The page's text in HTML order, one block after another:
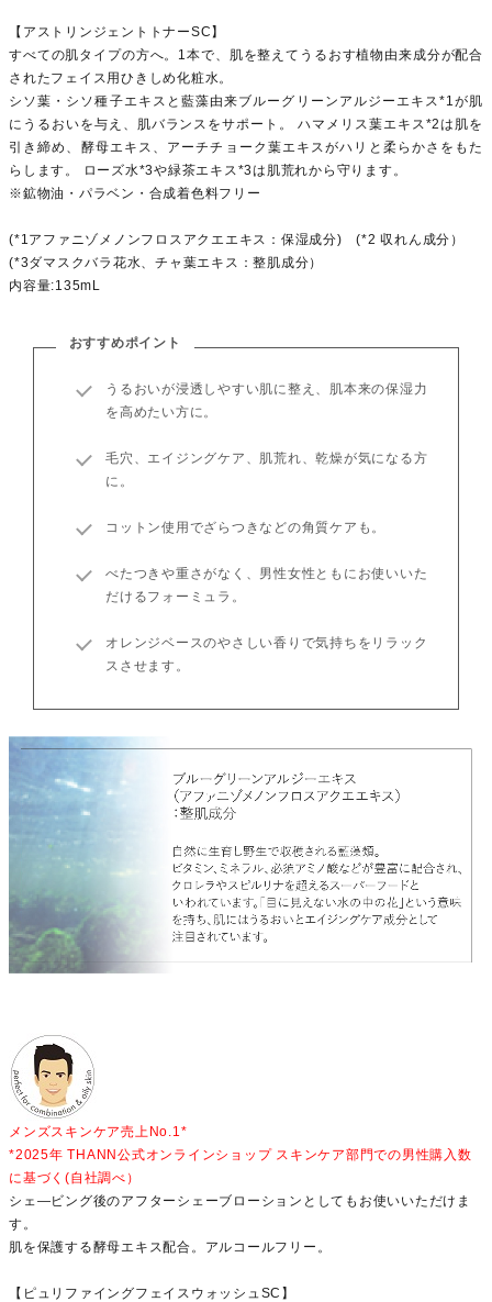
【アストリンジェントトナーSC】
すべての肌タイプの方へ。1本で、肌を整えてうるおす植物由来成分が配合
されたフェイス用ひきしめ化粧水。
シソ葉・シソ種子エキスと藍藻由来ブルーグリーンアルジーエキス*1が肌
にうるおいを与え、肌バランスをサポート。 ハマメリス葉エキス*2は肌を
引き締め、酵母エキス、アーチチョーク葉エキスがハリと柔らかさをもた
らします。 ローズ水*3や緑茶エキス*3は肌荒れから守ります。
※鉱物油・パラベン・合成着色料フリー
(*1アファニゾメノンフロスアクエエキス：保湿成分) (*2 収れん成分）
(*3ダマスクバラ花水、チャ葉エキス：整肌成分）
内容量:135mL
おすすめポイント
うるおいが浸透しやすい肌に整え、肌本来の保湿力
を高めたい方に。
毛穴、エイジングケア、肌荒れ、乾燥が気になる方
に。
コットン使用でざらつきなどの角質ケアも。
べたつきや重さがなく、男性女性ともにお使いいた
だけるフォーミュラ。
オレンジベースのやさしい香りで気持ちをリラック
スさせます。
メンズスキンケア売上No.1*
*2025年 THANN公式オンラインショップ スキンケア部門での男性購入数
に基づく(自社調べ）
シェ―ビング後のアフターシェーブローションとしてもお使いいただけま
す。
肌を保護する酵母エキス配合。アルコールフリー。
【ピュリファイングフェイスウォッシュSC】